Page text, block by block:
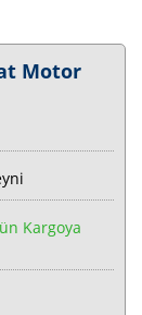
Motor
Kargoya